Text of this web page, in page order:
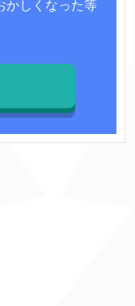
かしくなった等